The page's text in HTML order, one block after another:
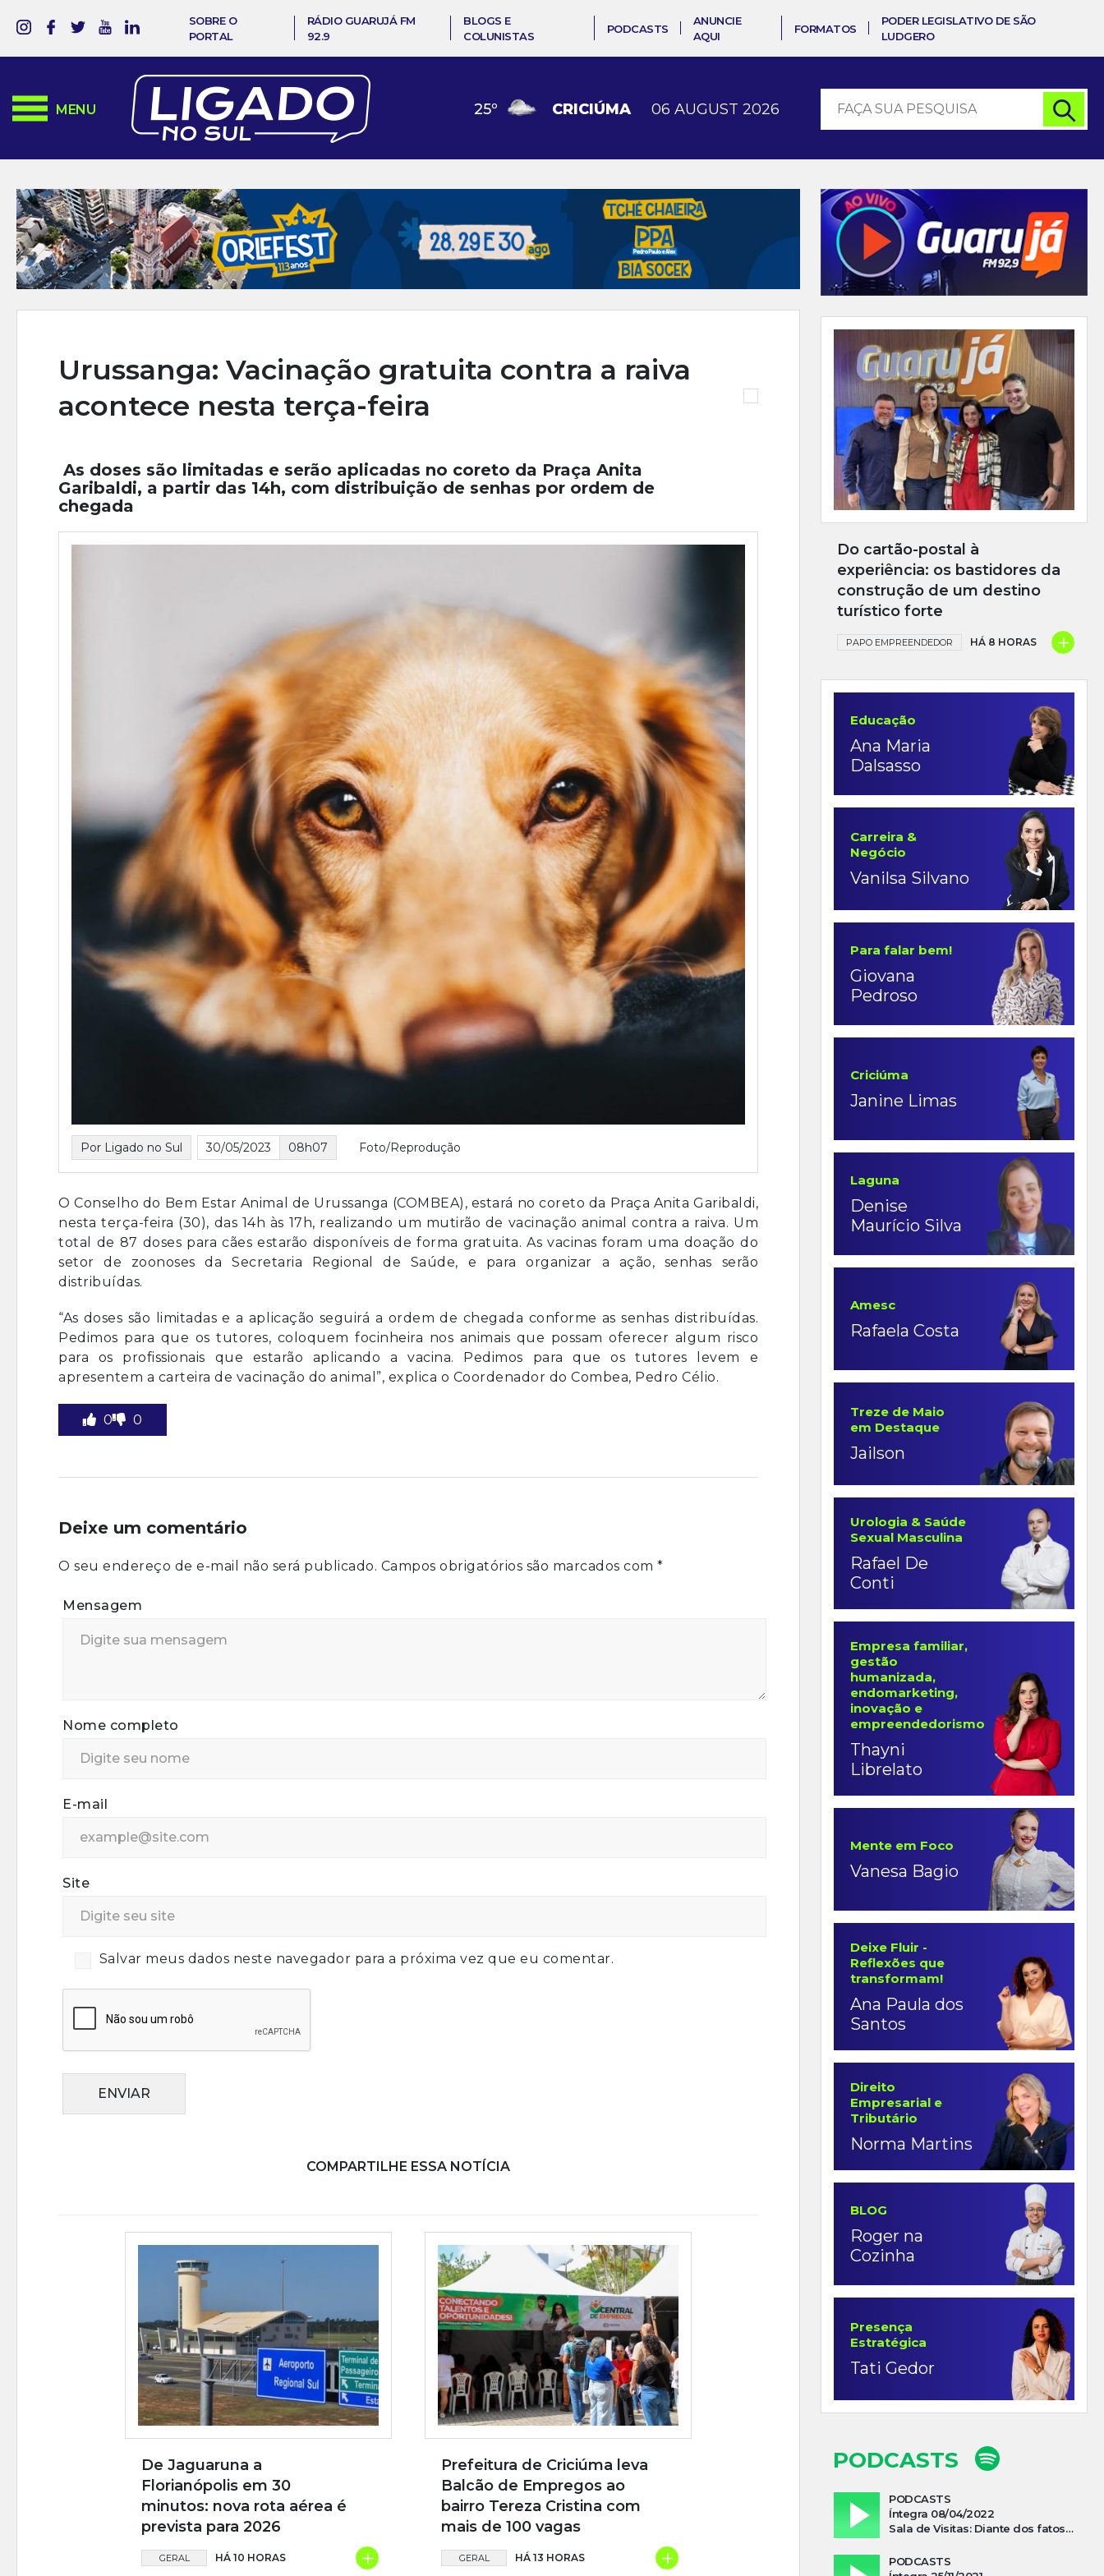
SOBRE O
PORTAL
RÁDIO GUARUJÁ FM
92.9
BLOGS E
COLUNISTAS
PODCASTS
ANUNCIE
AQUI
FORMATOS
PODER LEGISLATIVO DE SÃO
LUDGERO
MENU 25º CRICIÚMA 06 AUGUST 2026
Urussanga: Vacinação gratuita contra a raiva
acontece nesta terça-feira
As doses são limitadas e serão aplicadas no coreto da Praça Anita
Garibaldi, a partir das 14h, com distribuição de senhas por ordem de
chegada
Por Ligado no Sul 30/05/2023 08h07 Foto/Reprodução
O Conselho do Bem Estar Animal de Urussanga (COMBEA), estará no coreto da Praça Anita Garibaldi,
nesta terça-feira (30), das 14h às 17h, realizando um mutirão de vacinação animal contra a raiva. Um
total de 87 doses para cães estarão disponíveis de forma gratuita. As vacinas foram uma doação do
setor de zoonoses da Secretaria Regional de Saúde, e para organizar a ação, senhas serão
distribuídas.
“As doses são limitadas e a aplicação seguirá a ordem de chegada conforme as senhas distribuídas.
Pedimos para que os tutores, coloquem focinheira nos animais que possam oferecer algum risco
para os profissionais que estarão aplicando a vacina. Pedimos para que os tutores levem e
apresentem a carteira de vacinação do animal”, explica o Coordenador do Combea, Pedro Célio.
0 0
Deixe um comentário
O seu endereço de e-mail não será publicado. Campos obrigatórios são marcados com *
Mensagem
Nome completo
E-mail
Site
Salvar meus dados neste navegador para a próxima vez que eu comentar.
ENVIAR
COMPARTILHE ESSA NOTÍCIA
De Jaguaruna a
Florianópolis em 30
minutos: nova rota aérea é
prevista para 2026
GERAL HÁ 10 HORAS +
Prefeitura de Criciúma leva
Balcão de Empregos ao
bairro Tereza Cristina com
mais de 100 vagas
GERAL HÁ 13 HORAS +
Do cartão-postal à
experiência: os bastidores da
construção de um destino
turístico forte
PAPO EMPREENDEDOR HÁ 8 HORAS +
Educação
Ana Maria
Dalsasso
Carreira &
Negócio
Vanilsa Silvano
Para falar bem!
Giovana
Pedroso
Criciúma
Janine Limas
Laguna
Denise
Maurício Silva
Amesc
Rafaela Costa
Treze de Maio
em Destaque
Jailson
Urologia & Saúde
Sexual Masculina
Rafael De
Conti
Empresa familiar,
gestão
humanizada,
endomarketing,
inovação e
empreendedorismo
Thayni
Librelato
Mente em Foco
Vanesa Bagio
Deixe Fluir -
Reflexões que
transformam!
Ana Paula dos
Santos
Direito
Empresarial e
Tributário
Norma Martins
BLOG
Roger na
Cozinha
Presença
Estratégica
Tati Gedor
PODCASTS
PODCASTS
Íntegra 08/04/2022
Sala de Visitas: Diante dos fatos que influenciam a economia o que podemos esperar de 2022
PODCASTS